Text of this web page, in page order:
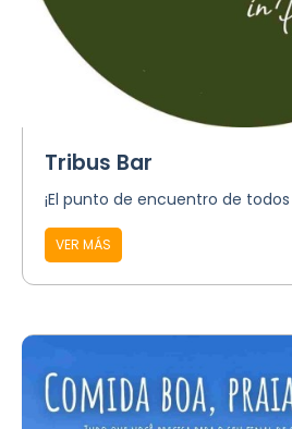
Tribus Bar
¡El punto de encuentro de todos
VER MÁS